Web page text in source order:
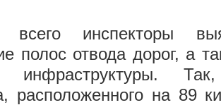
инспекторы
полос отвода дорог, а
инфраструктуры.
расположенного на 89